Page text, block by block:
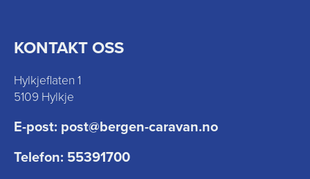
KONTAKT OSS
Hylkjeflaten 1
5109 Hylkje
E-post: post@bergen-caravan.no
Telefon: 55391700